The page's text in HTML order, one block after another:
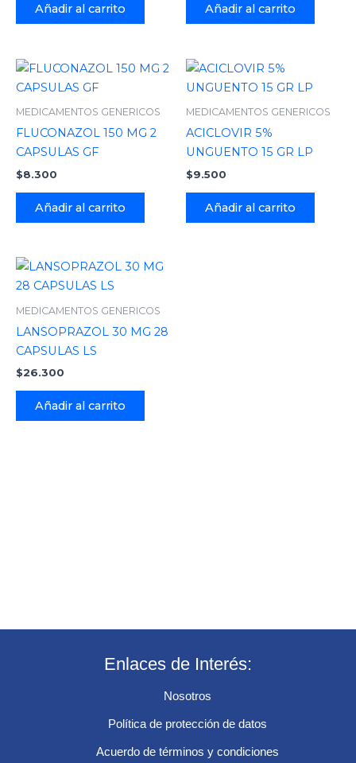
Añadir al carrito Añadir al carrito
MEDICAMENTOS GENERICOS
FLUCONAZOL 150 MG 2
CAPSULAS GF
$8.300
Añadir al carrito
MEDICAMENTOS GENERICOS
ACICLOVIR 5%
UNGUENTO 15 GR LP
$9.500
Añadir al carrito
MEDICAMENTOS GENERICOS
LANSOPRAZOL 30 MG 28
CAPSULAS LS
$26.300
Añadir al carrito
Enlaces de Interés:
Nosotros
Política de protección de datos
Acuerdo de términos y condiciones